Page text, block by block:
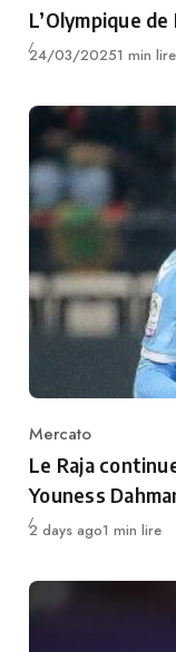
L’Olympique
Publié
24/03/20251 min lire
Category
Mercato
Le Raja
Youness
Publié
2 days ago1 min lire